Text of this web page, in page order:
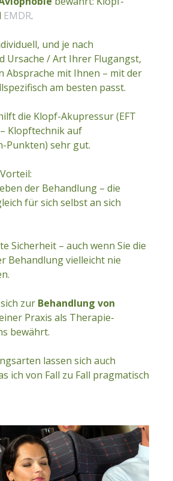
EMDR.
und je nach
Ursache / Art Ihrer Flugangst,
Absprache mit Ihnen – mit der
am besten passt.
die Klopf-Akupressur (EFT
Klopftechnik auf
Punkten) sehr gut.
der Behandlung – die
für sich selbst an sich
Sicherheit – auch wenn Sie die
Behandlung vielleicht nie
zur Behandlung von
Praxis als Therapie-
bewährt.
lassen sich auch
ich von Fall zu Fall pragmatisch